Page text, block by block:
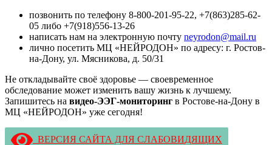
позвонить по телефону 8-800-201-95-22, +7(863)285-62-
05 либо +7(918)556-13-26
написать нам на электронную почту neyrodon@mail.ru
лично посетить МЦ «НЕЙРОДОН» по адресу: г. Ростов-
на-Дону, ул. Мясникова, д. 50/31
Не откладывайте своё здоровье — своевременное
обследование может изменить вашу жизнь к лучшему.
Запишитесь на видео-ЭЭГ-мониторинг в Ростове-на-Дону в
МЦ «НЕЙРОДОН» уже сегодня!
ВЕРСИЯ САЙТА ДЛЯ СЛАБОВИДЯЩИХ